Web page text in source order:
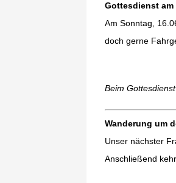
Gottesdienst am
Am Sonntag,
doch gerne
Beim
Wanderung um
Unser nächster
Anschließend